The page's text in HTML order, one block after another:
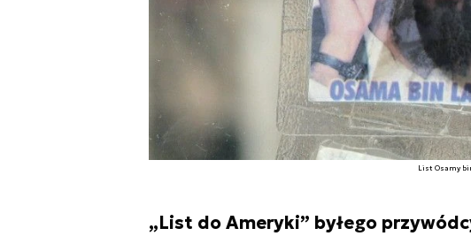
List Osamy
„List do Ameryki” byłego